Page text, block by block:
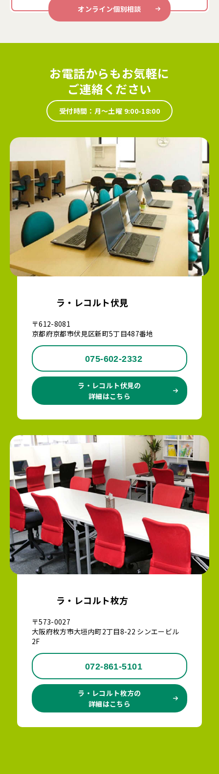
オンライン個別相談
お電話からもお気軽に
ご連絡ください
受付時間：月～土曜 9:00-18:00
ラ・レコルト伏見
〒612-8081
京都府京都市伏見区新町5丁目487番地
075-602-2332
ラ・レコルト伏見の
詳細はこちら
ラ・レコルト枚方
〒573-0027
大阪府枚方市大垣内町2丁目8-22 シンエービル
2F
072-861-5101
ラ・レコルト枚方の
詳細はこちら